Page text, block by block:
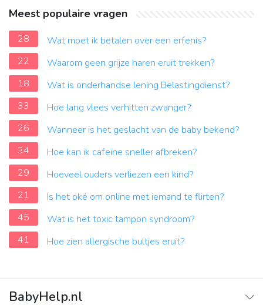
Meest populaire vragen
28
Wat moet ik betalen over een erfenis?
22
Waarom geen grijze haren eruit trekken?
18
Wat is onderhandse lening Belastingdienst?
33
Hoe lang vlees verhitten zwanger?
26
Wanneer is het geslacht van de baby bekend?
34
Hoe kan ik cafeïne sneller afbreken?
29
Hoeveel ouders verliezen een kind?
21
Is het oké om online met iemand te flirten?
45
Wat is het toxic tampon syndroom?
41
Hoe zien allergische bultjes eruit?
BabyHelp.nl